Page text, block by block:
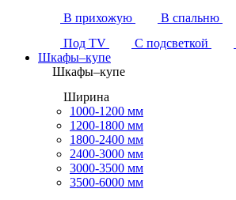
В прихожую
В спальню
Под TV
С подсветкой
Шкафы–купе
Шкафы–купе
Ширина
1000-1200 мм
1200-1800 мм
1800-2400 мм
2400-3000 мм
3000-3500 мм
3500-6000 мм